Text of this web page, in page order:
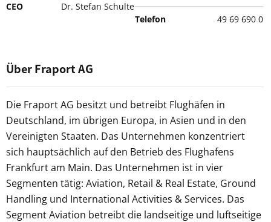
CEO Dr. Stefan Schulte
Telefon 49 69 690 0
Über Fraport AG
Die Fraport AG besitzt und betreibt Flughäfen in
Deutschland, im übrigen Europa, in Asien und in den
Vereinigten Staaten. Das Unternehmen konzentriert
sich hauptsächlich auf den Betrieb des Flughafens
Frankfurt am Main. Das Unternehmen ist in vier
Segmenten tätig: Aviation, Retail & Real Estate, Ground
Handling und International Activities & Services. Das
Segment Aviation betreibt die landseitige und luftseitige